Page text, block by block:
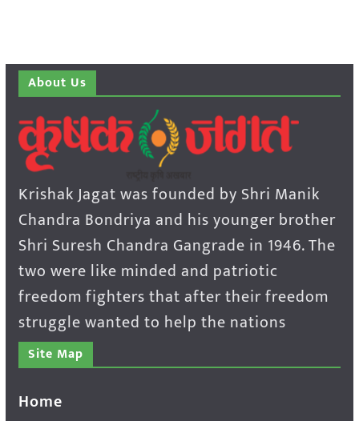
About Us
Krishak Jagat was founded by Shri Manik
Chandra Bondriya and his younger brother
Shri Suresh Chandra Gangrade in 1946. The
two were like minded and patriotic
freedom fighters that after their freedom
struggle wanted to help the nations
Site Map
Home